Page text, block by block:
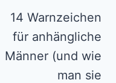
14 Warnzeichen
für anhängliche
Männer (und wie
man sie